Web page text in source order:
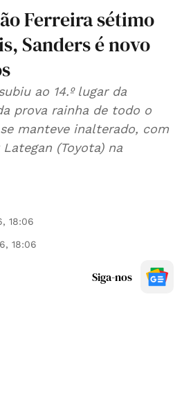
Ferreira sétimo
Sanders é novo
ao 14.º lugar da
prova rainha de todo o
manteve inalterado, com
(Toyota) na
18:06
18:06
Siga-nos